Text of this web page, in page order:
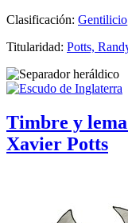
Clasificación: Gentilicio
Titularidad: Potts,
Timbre y
Xavier Potts